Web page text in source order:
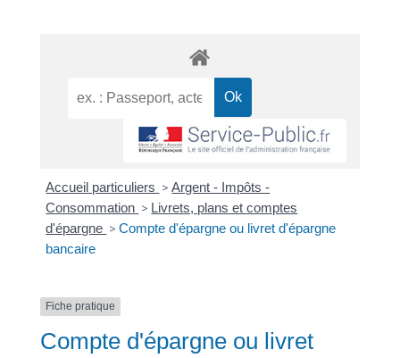
Accueil particuliers > Argent - Impôts -
Consommation > Livrets, plans et comptes
d'épargne > Compte d'épargne ou livret d'épargne
bancaire
Fiche pratique
Compte d'épargne ou livret